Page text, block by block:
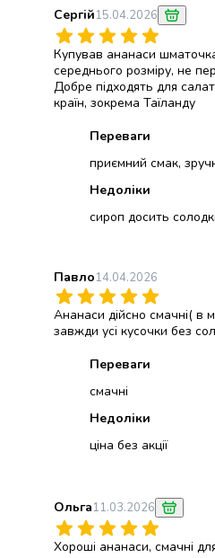
Рибні
консерви
Овочева
консервація
М'ясні
консерви
Фруктова
Оливки
та
Паштети
Консервовані
гриби
Мед
Варення
маринади
Майонез
Кетчуп
Гірчиця
Маринади
Хрін
Сергій15.04.2026
Купував ананаси
середнього розміру, не
Добре підходять для
країн, зокрема Таїланду
Переваги
приємний смак,
Недоліки
сироп досить
Павло14.04.2026
Ананаси дійсно смачні( в
завжди усі кусочки без
Переваги
смачні
Недоліки
ціна без акції
Ольга11.03.2026
Хороші ананаси, смачні